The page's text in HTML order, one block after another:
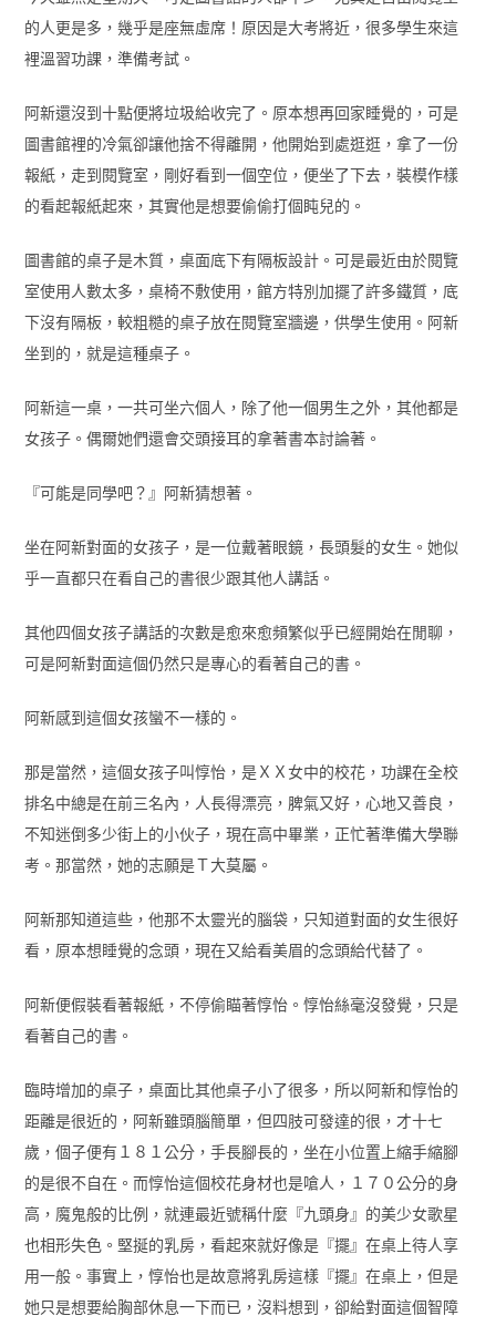
的人更是多，幾乎是座無虛席！原因是大考將近，很多學生來這
裡溫習功課，準備考試。
阿新還沒到十點便將垃圾給收完了。原本想再回家睡覺的，可是
圖書館裡的冷氣卻讓他捨不得離開，他開始到處逛逛，拿了一份
報紙，走到閱覽室，剛好看到一個空位，便坐了下去，裝模作樣
的看起報紙起來，其實他是想要偷偷打個盹兒的。
圖書館的桌子是木質，桌面底下有隔板設計。可是最近由於閱覽
室使用人數太多，桌椅不敷使用，館方特別加擺了許多鐵質，底
下沒有隔板，較粗糙的桌子放在閱覽室牆邊，供學生使用。阿新
坐到的，就是這種桌子。
阿新這一桌，一共可坐六個人，除了他一個男生之外，其他都是
女孩子。偶爾她們還會交頭接耳的拿著書本討論著。
『可能是同學吧？』阿新猜想著。
坐在阿新對面的女孩子，是一位戴著眼鏡，長頭髮的女生。她似
乎一直都只在看自己的書很少跟其他人講話。
其他四個女孩子講話的次數是愈來愈頻繁似乎已經開始在閒聊，
可是阿新對面這個仍然只是專心的看著自己的書。
阿新感到這個女孩蠻不一樣的。
那是當然，這個女孩子叫惇怡，是ＸＸ女中的校花，功課在全校
排名中總是在前三名內，人長得漂亮，脾氣又好，心地又善良，
不知迷倒多少街上的小伙子，現在高中畢業，正忙著準備大學聯
考。那當然，她的志願是Ｔ大莫屬。
阿新那知道這些，他那不太靈光的腦袋，只知道對面的女生很好
看，原本想睡覺的念頭，現在又給看美眉的念頭給代替了。
阿新便假裝看著報紙，不停偷瞄著惇怡。惇怡絲毫沒發覺，只是
看著自己的書。
臨時增加的桌子，桌面比其他桌子小了很多，所以阿新和惇怡的
距離是很近的，阿新雖頭腦簡單，但四肢可發達的很，才十七
歲，個子便有１８１公分，手長腳長的，坐在小位置上縮手縮腳
的是很不自在。而惇怡這個校花身材也是嗆人，１７０公分的身
高，魔鬼般的比例，就連最近號稱什麼『九頭身』的美少女歌星
也相形失色。堅挻的乳房，看起來就好像是『擺』在桌上待人享
用一般。事實上，惇怡也是故意將乳房這樣『擺』在桌上，但是
她只是想要給胸部休息一下而已，沒料想到，卻給對面這個智障